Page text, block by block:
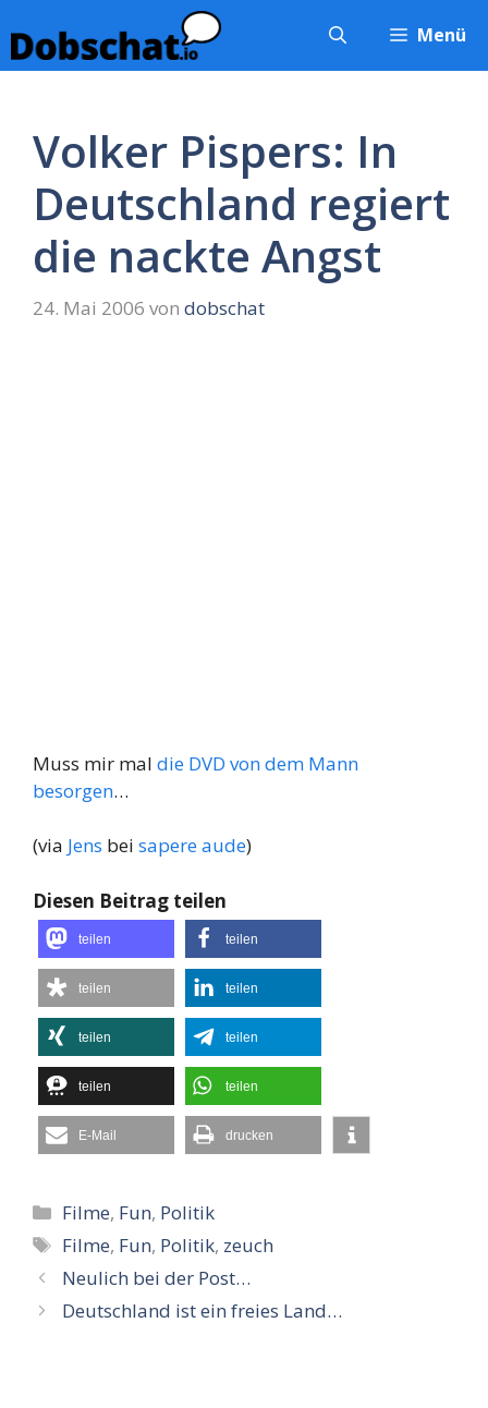
Inhalt
springen
Menü
Volker Pispers: In
Deutschland regiert
die nackte Angst
24. Mai 2006 von dobschat
Muss mir mal die DVD von dem Mann
besorgen…
(via Jens bei sapere aude)
Diesen Beitrag teilen
teilen teilen
teilen teilen
teilen teilen
teilen teilen
E-Mail drucken
Kategorien
Filme, Fun, Politik
Schlagwörter
Filme, Fun, Politik, zeuch
Neulich bei der Post…
Deutschland ist ein freies Land…